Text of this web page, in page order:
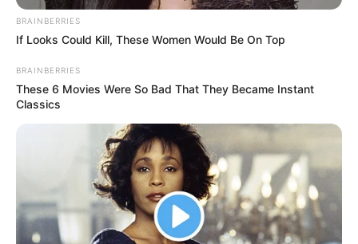
BRAINBERRIES
If Looks Could Kill, These Women Would Be On Top
BRAINBERRIES
These 6 Movies Were So Bad That They Became Instant
Classics